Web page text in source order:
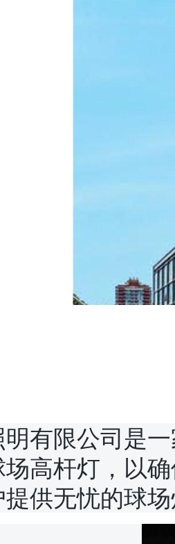
有限公司是
高杆灯，以
供无忧的球